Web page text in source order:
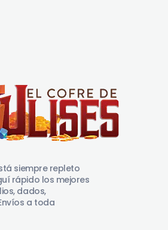
siempre repleto
rápido los mejores
dados,
a toda